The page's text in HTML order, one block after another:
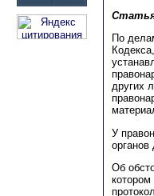
По
других
У
Об